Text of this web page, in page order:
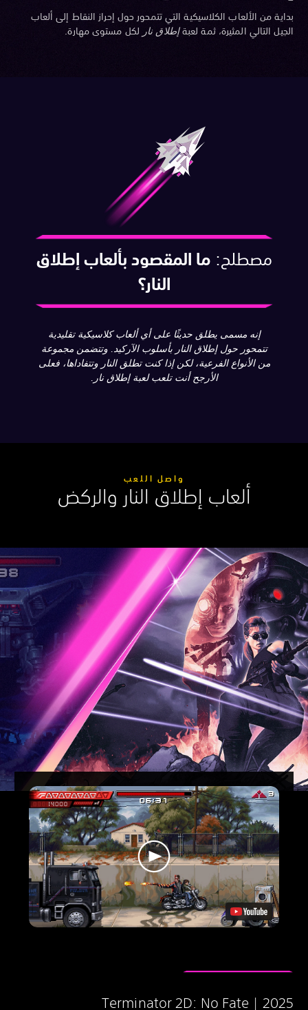
من الألعاب الكلاسيكية التي تتمحور حول إحراز النقاط إلى ألعاب
التالي المثيرة، ثمة لعبة إطلاق نارلكل مستوى مهارة.
مصطلح:ما المقصود بألعاب إطلاق
النار؟
إنه مسمى يطلق حديثًا على أي ألعاب كلاسيكية تقليدية
تتمحور حول إطلاق النار بأسلوب الآركيد. وتتضمن مجموعة
من الأنواع الفرعية، لكن إذا كنت تطلق النار وتتفاداها، فعلى
الأرجح أنت تلعب لعبة إطلاق نار.
واصل اللعب
ألعاب إطلاق النار والركض
Terminator 2D: No Fate |